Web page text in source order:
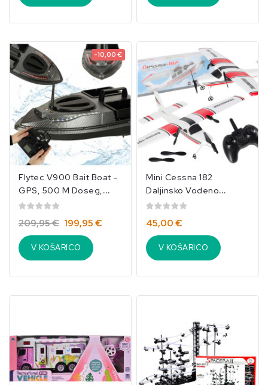
Flytec V900 Bait Boat –
GPS, 500 M Doseg,
Nosilnost 1,5 Kg/IKO-
209,95 €
-10,00 €
199,95 €
V KOŠARICO
Mini Cessna 182
Daljinsko Vodeno
Akrobatsko Jadralno
2923
45,00 €
V KOŠARICO